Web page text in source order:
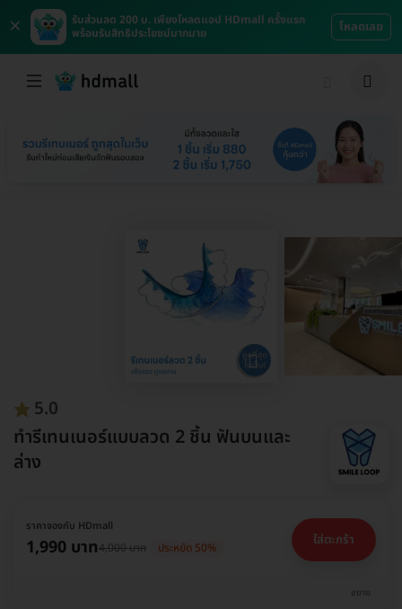
×
รับส่วนลด 200 บ. เพียงโหลดแอป HDmall ครั้งแรก
พร้อมรับสิทธิประโยชน์มากมาย
โหลดเลย
5.0
ทำรีเทนเนอร์แบบลวด 2 ชิ้น ฟันบนและ
ล่าง
ราคาจองกับ HDmall
1,990 บาท4,000 บาท ประหยัด 50% ใส่ตะกร้า
ขยาย